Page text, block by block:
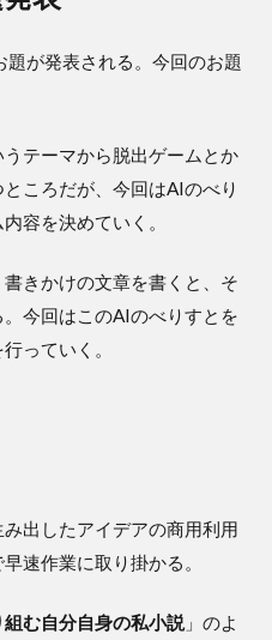
が発表される。今回のお題
うテーマから脱出ゲームとか
ころだが、今回はAIのべり
容を決めていく。
きかけの文章を書くと、そ
今回はこのAIのべりすとを
っていく。
出したアイデアの商用利用
速作業に取り掛かる。
む自分自身の私小説 」のよ